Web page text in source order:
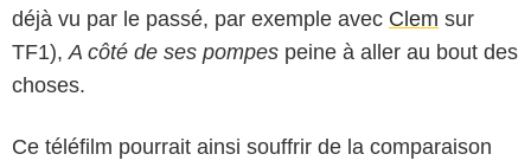
déjà vu par le passé, par exemple avec Clem sur
TF1),A côté de ses pompes peine à aller au bout des
choses.
Ce téléfilm pourrait ainsi souffrir de la comparaison